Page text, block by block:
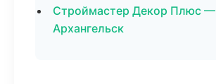
Строймастер Декор Плюс —
Архангельск